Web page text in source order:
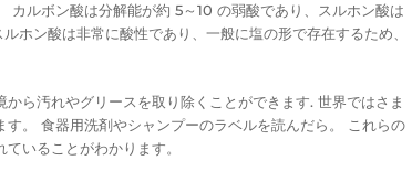
ルボン酸は分解能が約 5～10 の弱酸であり、スルホン酸は
ホン酸は非常に酸性であり、一般に塩の形で存在するため、
ら汚れやグリースを取り除くことができます. 世界ではさま
。 食器用洗剤やシャンプーのラベルを読んだら。 これらの
いることがわかります。